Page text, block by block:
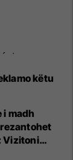
këtu
i madh
Vizitoni